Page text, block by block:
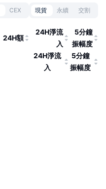
CEX 現貨 永續 交割
24H額
24H淨流
入
5分鐘
振幅度
24H淨流
入
5分鐘
振幅度